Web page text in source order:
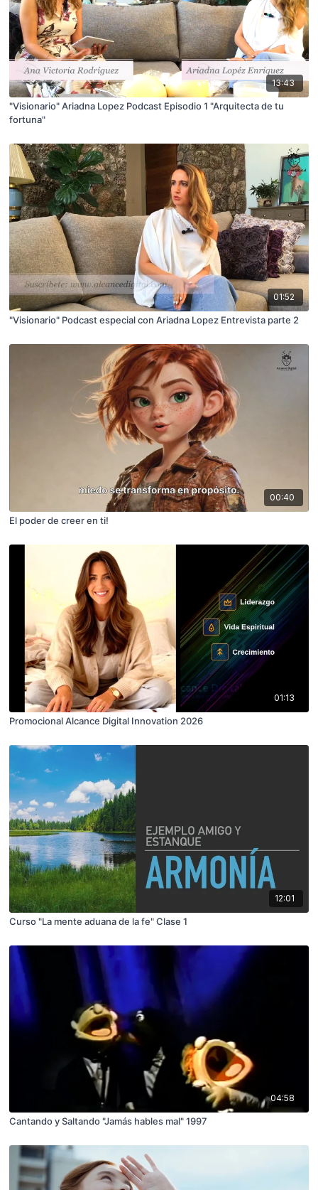
13:43
"Visionario" Ariadna Lopez Podcast Episodio 1 "Arquitecta de tu
fortuna"
01:52
"Visionario" Podcast especial con Ariadna Lopez Entrevista parte 2
00:40
El poder de creer en ti!
01:13
Promocional Alcance Digital Innovation 2026
12:01
Curso "La mente aduana de la fe" Clase 1
04:58
Cantando y Saltando "Jamás hables mal" 1997